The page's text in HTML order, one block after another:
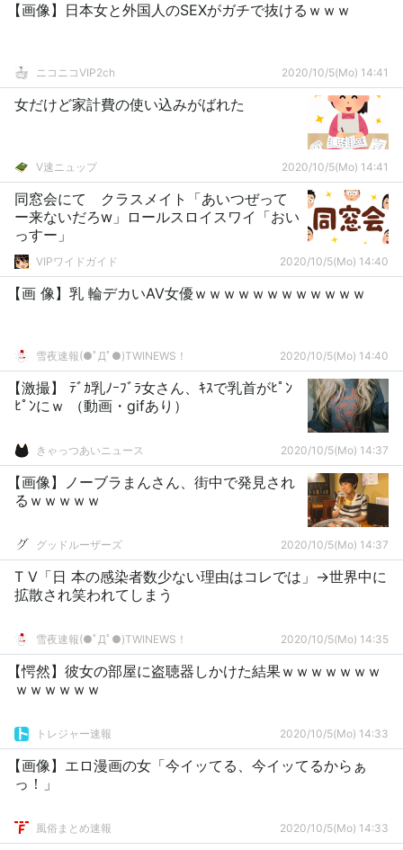
【画像】日本女と外国人のSEXがガチで抜けるｗｗｗ
ニコニコVIP2ch 2020/10/5(Mo) 14:41
女だけど家計費の使い込みがばれた
V速ニュップ 2020/10/5(Mo) 14:41
同窓会にて クラスメイト「あいつぜって
ー来ないだろw」ロールスロイスワイ「おい
っすー」
VIPワイドガイド 2020/10/5(Mo) 14:40
【画 像】乳 輪デカいAV女優ｗｗｗｗｗｗｗｗｗｗｗｗ
雪夜速報(●ﾟДﾟ●)TWINEWS！ 2020/10/5(Mo) 14:40
【激撮】 ﾃﾞｶ乳ﾉｰﾌﾞﾗ女さん、ｷｽで乳首がﾋﾟﾝ
ﾋﾟﾝにｗ （動画・gifあり）
きゃっつあいニュース 2020/10/5(Mo) 14:37
【画像】ノーブラまんさん、街中で発見され
るｗｗｗｗｗ
グッドルーザーズ 2020/10/5(Mo) 14:37
T V「日 本の感染者数少ない理由はコレでは」→世界中に
拡散され笑われてしまう
雪夜速報(●ﾟДﾟ●)TWINEWS！ 2020/10/5(Mo) 14:35
【愕然】彼女の部屋に盗聴器しかけた結果ｗｗｗｗｗｗｗ
ｗｗｗｗｗｗ
トレジャー速報 2020/10/5(Mo) 14:33
【画像】エロ漫画の女「今イッてる、今イッてるからぁ
っ！」
風俗まとめ速報 2020/10/5(Mo) 14:33